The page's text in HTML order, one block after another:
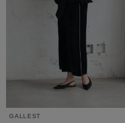
GALLEST